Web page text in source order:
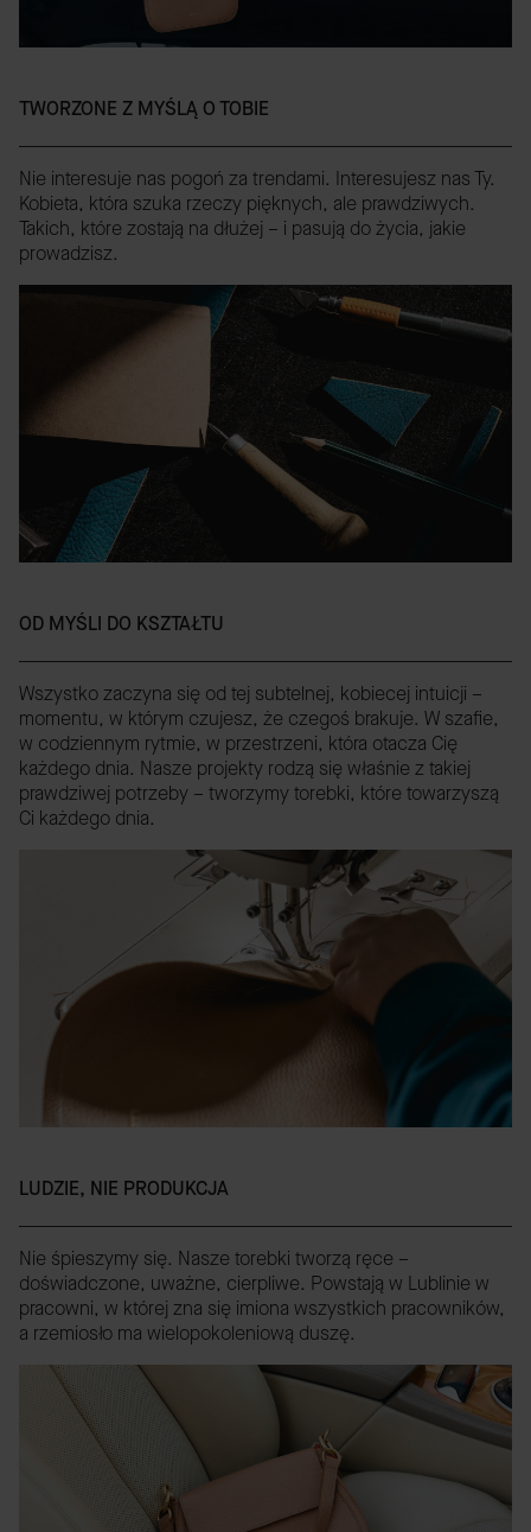
TWORZONE Z MYŚLĄ O TOBIE
Nie interesuje nas pogoń za trendami. Interesujesz nas Ty.
Kobieta, która szuka rzeczy pięknych, ale prawdziwych.
Takich, które zostają na dłużej – i pasują do życia, jakie
prowadzisz.
OD MYŚLI DO KSZTAŁTU
Wszystko zaczyna się od tej subtelnej, kobiecej intuicji –
momentu, w którym czujesz, że czegoś brakuje. W szafie,
w codziennym rytmie, w przestrzeni, która otacza Cię
każdego dnia. Nasze projekty rodzą się właśnie z takiej
prawdziwej potrzeby – tworzymy torebki, które towarzyszą
Ci każdego dnia.
LUDZIE, NIE PRODUKCJA
Nie śpieszymy się. Nasze torebki tworzą ręce –
doświadczone, uważne, cierpliwe. Powstają w Lublinie w
pracowni, w której zna się imiona wszystkich pracowników,
a rzemiosło ma wielopokoleniową duszę.